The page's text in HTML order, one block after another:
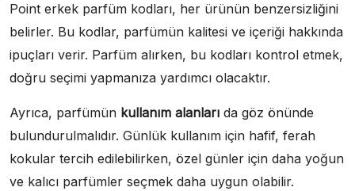
Point erkek parfüm kodları, her ürünün benzersizliğini
belirler. Bu kodlar, parfümün kalitesi ve içeriği hakkında
ipuçları verir. Parfüm alırken, bu kodları kontrol etmek,
doğru seçimi yapmanıza yardımcı olacaktır.
Ayrıca, parfümün kullanım alanları da göz önünde
bulundurulmalıdır. Günlük kullanım için hafif, ferah
kokular tercih edilebilirken, özel günler için daha yoğun
ve kalıcı parfümler seçmek daha uygun olabilir.